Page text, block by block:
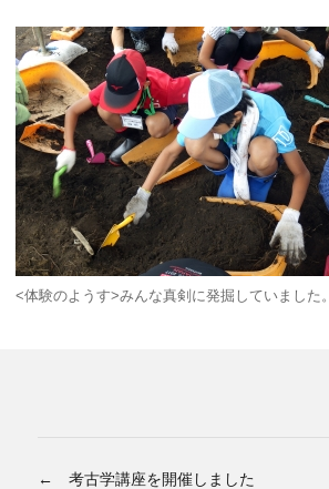
<体験のようす>みんな真剣に発掘していました。
← 考古学講座を開催しました